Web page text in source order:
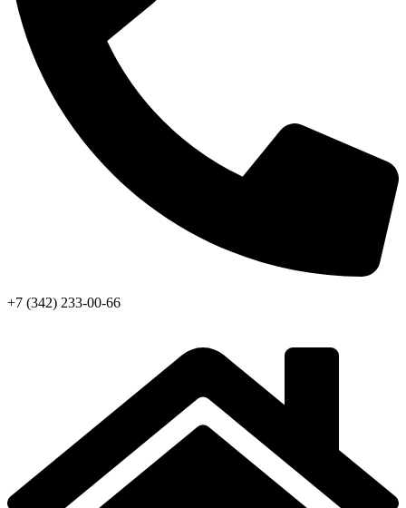
+7 (342) 233-00-66